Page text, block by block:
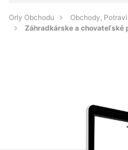
Orly Obchodu
Obchody,
Záhradkárske a chovateľské